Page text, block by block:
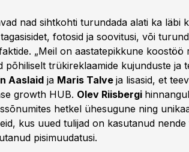
nad sihtkohti turundada alati ka läbi
fotosid ja soovitusi, või
„Meil on aastatepikkune koostöö
põhiliselt trükireklaamide kujunduste ja
Aaslaid ja Maris Talve ja lisasid, et
growth HUB. Olev Riisbergi
hetkel ühesugune ning
kus uued tulijad on kasutanud
pisimuudatusi.